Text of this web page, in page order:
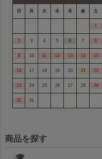
日 月 火 水 木 金 土
1
2 3 4 5 6 7 8
9 10 11 12 13 14 15
16 17 18 19 20 21 22
23 24 25 26 27 28 29
30 31
商品を探す